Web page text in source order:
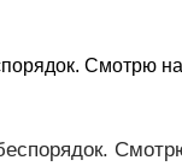
Смотрю